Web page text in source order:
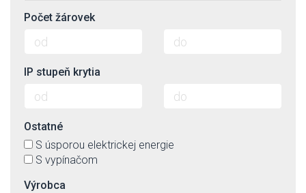
Počet žárovek
IP stupeň krytia
Ostatné
S úsporou elektrickej energie
S vypínačom
Výrobca